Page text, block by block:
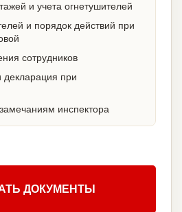
и учета огнетушителей
и порядок действий при
сотрудников
декларация при
инспектора
ДОКУМЕНТЫ